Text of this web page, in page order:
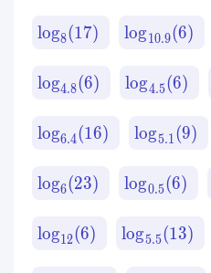
log8(17) log10.9(6)
log4.8(6) log4.5(6)
log6.4(16) log5.1(9)
log6(23) log0.5(6)
log12(6) log5.5(13)